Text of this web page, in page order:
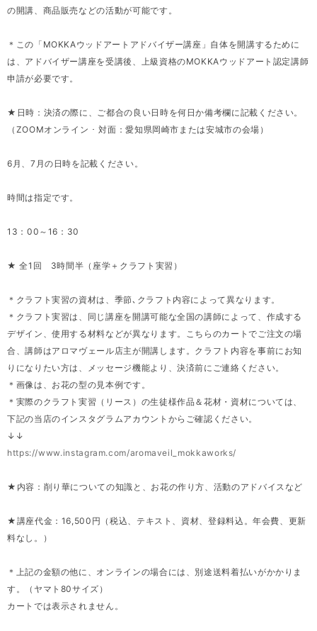
の開講、商品販売などの活動が可能です。
＊この「MOKKAウッドアートアドバイザー講座」自体を開講するために
は、アドバイザー講座を受講後、上級資格のMOKKAウッドアート認定講師
申請が必要です。
★日時：決済の際に、ご都合の良い日時を何日か備考欄に記載ください。
（ZOOMオンライン ･ 対面：愛知県岡崎市または安城市の会場）
6月、7月の日時を記載ください。
時間は指定です。
13：00～16：30
★ 全1回 3時間半（座学＋クラフト実習）
＊クラフト実習の資材は、季節､クラフト内容によって異なります。
＊クラフト実習は、同じ講座を開講可能な全国の講師によって、作成する
デザイン、使用する材料などが異なります。こちらのカートでご注文の場
合、講師はアロマヴェール店主が開講します。クラフト内容を事前にお知
りになりたい方は、メッセージ機能より、決済前にご連絡ください。
＊画像は、お花の型の見本例です。
＊実際のクラフト実習（リース）の生徒様作品＆花材・資材については、
下記の当店のインスタグラムアカウントからご確認ください。
↓↓
https://www.instagram.com/aromaveil_mokkaworks/
★内容：削り華についての知識と、お花の作り方、活動のアドバイスなど
★講座代金：16,500円（税込、テキスト、資材、登録料込。年会費、更新
料なし。）
＊上記の金額の他に、オンラインの場合には、別途送料着払いがかかりま
す。（ヤマト80サイズ）
カートでは表示されません。